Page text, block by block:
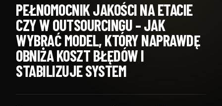
PEŁNOMOCNIK JAKOŚCI NA ETACIE
CZY W OUTSOURCINGU – JAK
WYBRAĆ MODEL, KTÓRY NAPRAWDĘ
OBNIŻA KOSZT BŁĘDÓW I
STABILIZUJE SYSTEM